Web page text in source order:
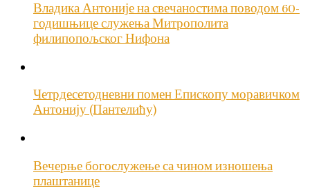
Владика Антоније на свечаностима поводом 60-
годишњице служења Митрополита
филипопољског Нифона
Четрдесетодневни помен Епископу моравичком
Антонију (Пантелићу)
Вечерње богослужење са чином изношења
плаштанице